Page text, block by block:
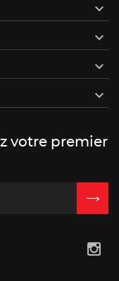




votre premier